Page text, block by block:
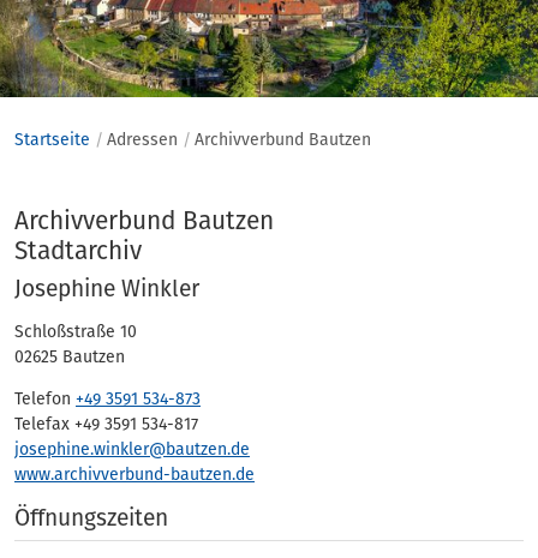
Startseite Adressen Archivverbund Bautzen
Adressen
Archivverbund Bautzen
Stadtarchiv
Josephine Winkler
Schloßstraße 10
02625 Bautzen
Telefon +49 3591 534-873
Telefax +49 3591 534-817
josephine.winkler@bautzen.de
www.archivverbund-bautzen.de
Öffnungszeiten